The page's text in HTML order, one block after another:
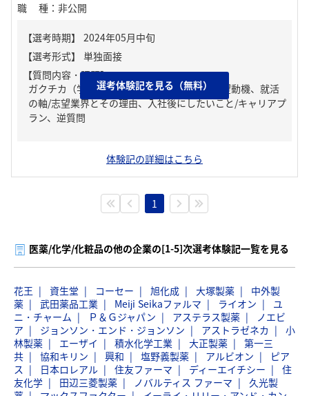
職種 ： 非公開
【質問内容・課題】
ガクチカ（学生時代に力を入れたこと）、志望動機、就活
の軸/志望業界とその理由、入社後にしたいこと/キャリアプ
ラン、逆質問
選考体験記を見る（無料）
体験記の詳細はこちら
1
医薬/化学/化粧品の他の企業の[1-5]次選考体験記一覧を見る
花王 資生堂 コーセー 旭化成 大塚製薬
中外製
薬
武田薬品工業 Meiji Seikaファルマ ライオン
ユ
ニ・チャーム
Ｐ＆Ｇジャパン アステラス製薬
ノエビ
ア
ジョンソン・エンド・ジョンソン アストラゼネカ
小
林製薬
エーザイ 積水化学工業 大正製薬
第一三
共
協和キリン 興和 塩野義製薬 アルビオン
ピア
ス
日本ロレアル 住友ファーマ ディーエイチシー
住
友化学
田辺三菱製薬 ノバルティス ファーマ
久光製